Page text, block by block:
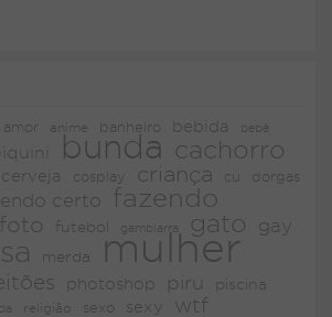
amor anime banheiro bebida bebê
bunda cachorro
cerveja cosplay criança cu dorgas
certo
fazendo
foto futebol gambiarra gato gay
merda mulher
photoshop piru piscina
religião sexo sexy wtf